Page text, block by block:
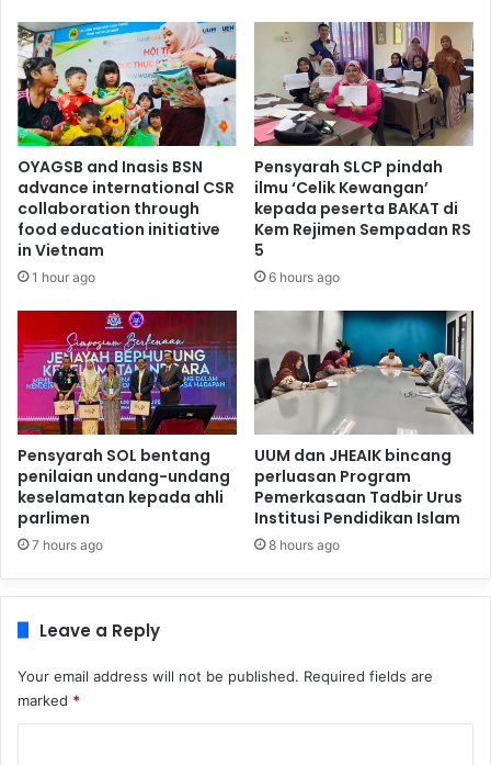
OYAGSB and Inasis BSN
advance international CSR
collaboration through
food education initiative
in Vietnam
1 hour ago
Pensyarah SLCP pindah
ilmu ‘Celik Kewangan’
kepada peserta BAKAT di
Kem Rejimen Sempadan RS
5
6 hours ago
Pensyarah SOL bentang
penilaian undang-undang
keselamatan kepada ahli
parlimen
7 hours ago
UUM dan JHEAIK bincang
perluasan Program
Pemerkasaan Tadbir Urus
Institusi Pendidikan Islam
8 hours ago
Leave a Reply
Your email address will not be published. Required fields are
marked *